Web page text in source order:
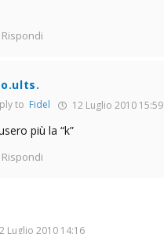
Rispondi
to Fidel 12 Luglio 2010 15:59
più la “k”
Rispondi
Luglio 2010 14:16